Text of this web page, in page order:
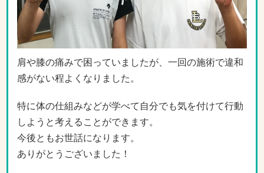
肩や膝の痛みで困っていましたが、一回の施術で違和
感がない程よくなりました。
特に体の仕組みなどが学べて自分でも気を付けて行動
しようと考えることができます。
今後ともお世話になります。
ありがとうございました！